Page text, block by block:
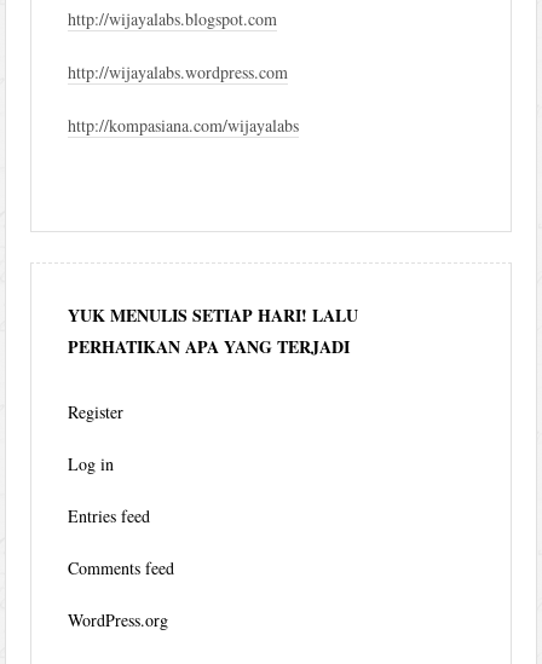
http://wijayalabs.blogspot.com
http://wijayalabs.wordpress.com
http://kompasiana.com/wijayalabs
YUK MENULIS SETIAP HARI! LALU
PERHATIKAN APA YANG TERJADI
Register
Log in
Entries feed
Comments feed
WordPress.org